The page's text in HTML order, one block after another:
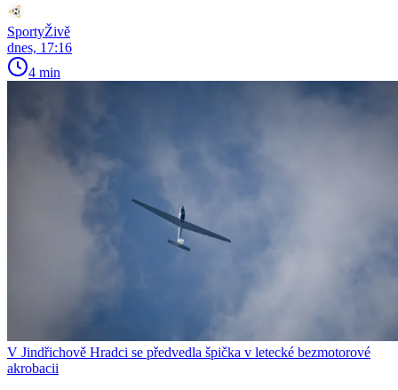
SportyŽivě
dnes, 17:16
4 min
V Jindřichově Hradci se předvedla špička v letecké bezmotorové
akrobacii